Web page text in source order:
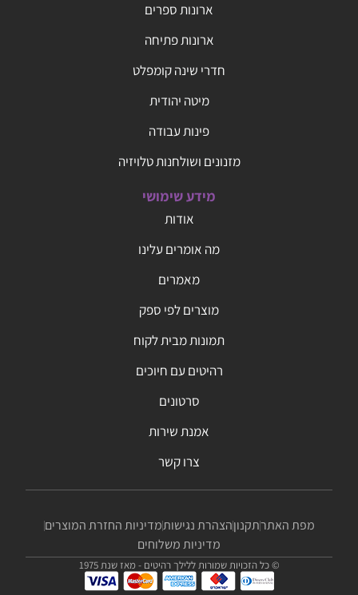
ארונות ספרים
ארונות פתיחה
חדרי שינה קומפלט
מיטה יהודית
פינות עבודה
מזנונים ושולחנות טלויזיה
מידע שימושי
אודות
מה אומרים עלינו
מאמרים
מוצרים לפי ספק
תמונות מבית לקוח
רהיטים עם חיוכים
סרטונים
אמנת שירות
צרו קשר
מפת האתרתקנוןהצהרת נגישותמדיניות החזרת המוצרים
מדיניות משלוחים
© כל הזכויות שמורות ללילך רהיטים - מאז שנת 1975